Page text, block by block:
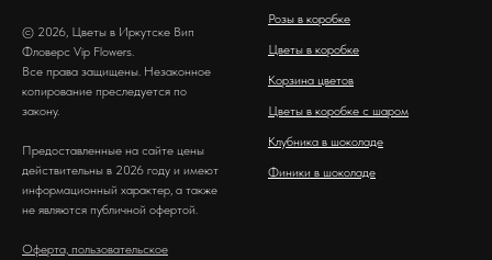
© 2026, Цветы в Иркутске Вип
Фловерс Vip Flowers.
Все права защищены. Незаконное
копирование преследуется по
закону.
Предоставленные на сайте цены
действительны в 2026 году и имеют
информационный характер, а также
не являются публичной офертой.
Оферта, пользовательское
Розы в коробке
Цветы в коробке
Корзина цветов
Цветы в коробке с шаром
Клубника в шоколаде
Финики в шоколаде